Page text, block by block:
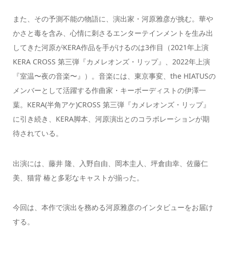
また、その予測不能の物語に、演出家・河原雅彦が挑む。華や
かさと毒を含み、心情に刺さるエンターテインメントを生み出
してきた河原がKERA作品を手がけるのは3作目（2021年上演
KERA CROSS 第三弾『カメレオンズ・リップ』、2022年上演
『室温〜夜の音楽〜』）。音楽には、東京事変、the HIATUSの
メンバーとして活躍する作曲家・キーボーディストの伊澤一
葉。KERA(半角アケ)CROSS 第三弾『カメレオンズ・リップ』
に引き続き、KERA脚本、河原演出とのコラボレーションが期
待されている。
出演には、藤井 隆、入野自由、岡本圭人、坪倉由幸、佐藤仁
美、猫背 椿と多彩なキャストが揃った。
今回は、本作で演出を務める河原雅彦のインタビューをお届け
する。